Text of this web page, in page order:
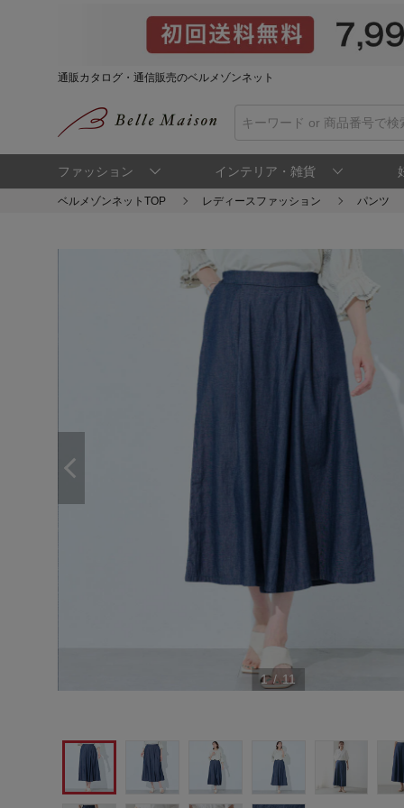
通販カタログ・通信販売のベルメゾンネット
ファッション インテリア・雑貨
ベルメゾンネットTOP レディースファッション パンツ
1 / 11